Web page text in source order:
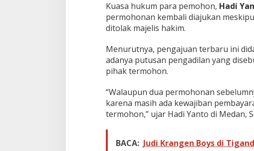
g
a
t
K
P
U
u
t
u
k
K
i
Kuasa hukum para pemohon, Hadi
permohonan kembali diajukan
ditolak majelis hakim.
Menurutnya, pengajuan terbaru ini
adanya putusan pengadilan yang
pihak termohon.
“Walaupun dua permohonan
karena masih ada kewajiban
termohon,” ujar Hadi Yanto di Medan,
BACA: Judi Krangen Boys di